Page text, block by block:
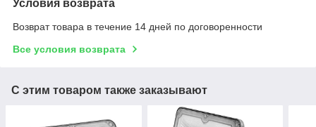
Условия возврата
Возврат товара в течение 14 дней по договоренности
Все условия возврата
С этим товаром также заказывают